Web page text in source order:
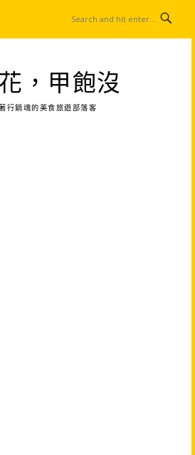
，甲飽沒
行銷魂的美食旅遊部落客